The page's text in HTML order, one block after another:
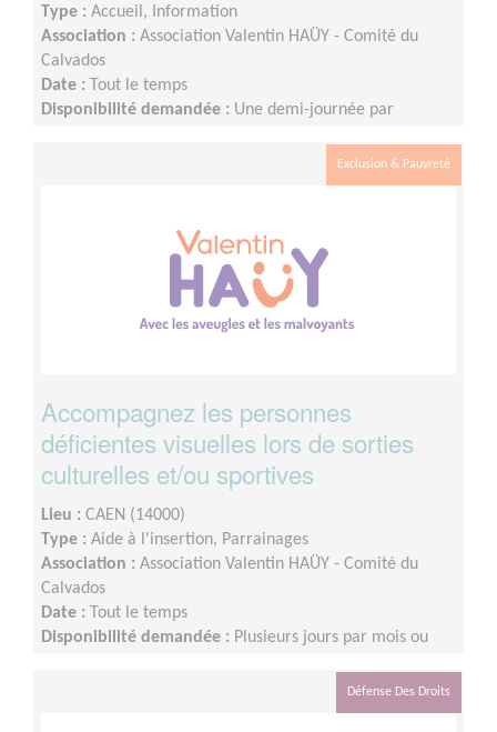
Type : Accueil, Information
Association : Association Valentin HAÜY - Comité du
Calvados
Date :
Tout le temps
Disponibilité demandée : Une demi-journée par
Exclusion & Pauvreté
Accompagnez les personnes
déficientes visuelles lors de sorties
culturelles et/ou sportives
Lieu : CAEN (14000)
Type : Aide à l'insertion, Parrainages
Association : Association Valentin HAÜY - Comité du
Calvados
Date :
Tout le temps
Disponibilité demandée : Plusieurs jours par mois ou
Défense Des Droits